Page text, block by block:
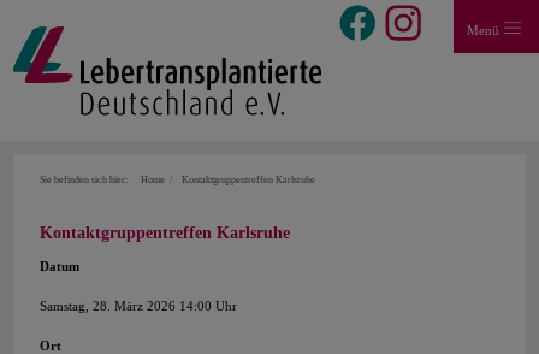
Menü
Sie befinden sich hier: Home Kontaktgruppentreffen Karlsruhe
Kontaktgruppentreffen Karlsruhe
Datum
Samstag, 28. März 2026 14:00 Uhr
Ort